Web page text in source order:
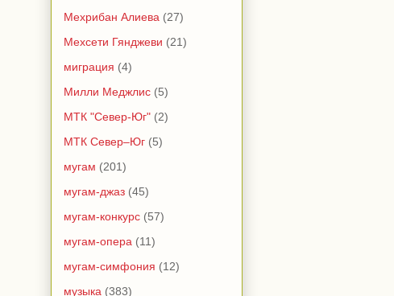
Мехрибан Алиева (27)
Мехсети Гянджеви (21)
миграция (4)
Милли Меджлис (5)
МТК "Север-Юг" (2)
МТК Север–Юг (5)
мугам (201)
мугам-джаз (45)
мугам-конкурс (57)
мугам-опера (11)
мугам-симфония (12)
музыка (383)